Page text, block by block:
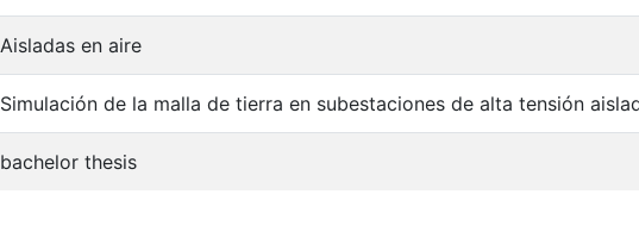
Aisladas en aire
Simulación de la malla de tierra en subestaciones de alta tensión
bachelor thesis